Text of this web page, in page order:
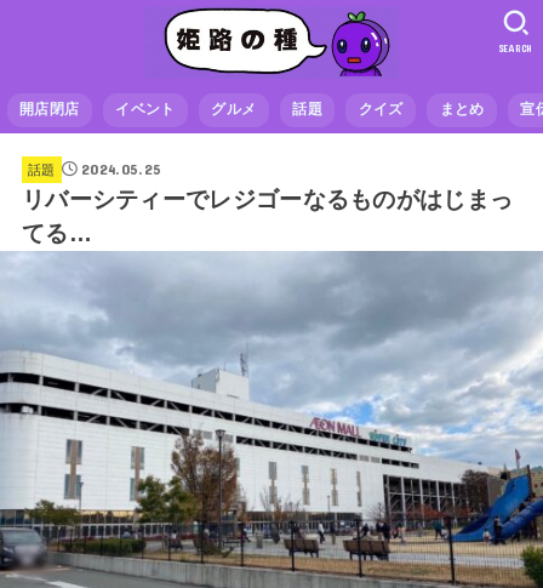
開店閉店 イベント グルメ 話題 クイズ まとめ 宣
SEARCH
話題 2024.05.25
リバーシティーでレジゴーなるものがはじまっ
てる…